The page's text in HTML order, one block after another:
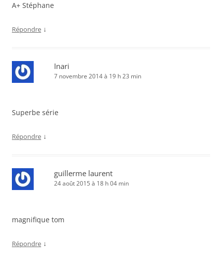
A+ Stéphane
Répondre ↓
Inari
7 novembre 2014 à 19 h 23 min
Superbe série
Répondre ↓
guillerme laurent
24 août 2015 à 18 h 04 min
magnifique tom
Répondre ↓